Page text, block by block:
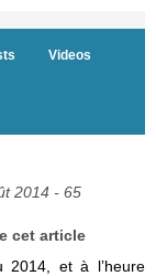
Videos
2014 - 65
2014, et à l’heure